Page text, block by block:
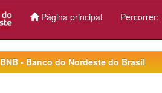
Página principal Percorrer:
- Banco do Nordeste do Brasil